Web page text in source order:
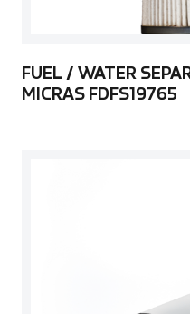
FUEL / WATER
MICRAS FDFS19765